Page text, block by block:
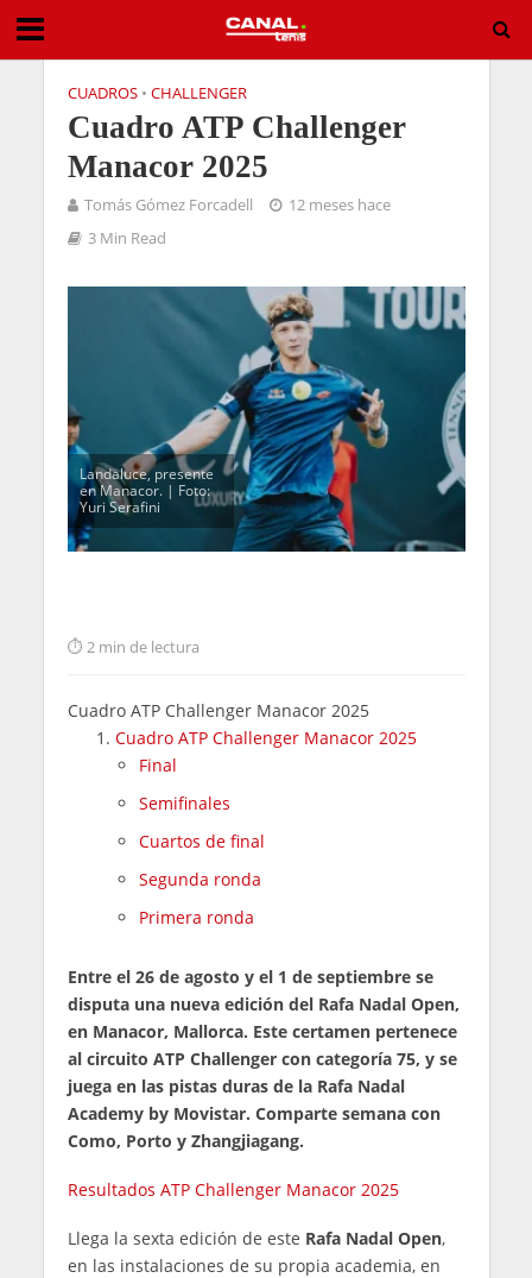
CUADROS • CHALLENGER
Cuadro ATP Challenger
Manacor 2025
Tomás Gómez Forcadell
12 meses hace
3 Min Read
Landaluce, presente
en Manacor. | Foto:
Yuri Serafini
2 min de lectura
Cuadro ATP Challenger Manacor 2025
Cuadro ATP Challenger Manacor 2025
Final
Semifinales
Cuartos de final
Segunda ronda
Primera ronda
Entre el 26 de agosto y el 1 de septiembre se
disputa una nueva edición del Rafa Nadal Open,
en Manacor, Mallorca. Este certamen pertenece
al circuito ATP Challenger con categoría 75, y se
juega en las pistas duras de la Rafa Nadal
Academy by Movistar. Comparte semana con
Como, Porto y Zhangjiagang.
Resultados ATP Challenger Manacor 2025
Llega la sexta edición de este Rafa Nadal Open,
en las instalaciones de su propia academia, en